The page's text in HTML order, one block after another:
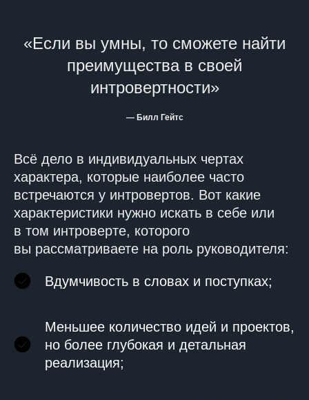
«Если вы умны, то сможете найти
преимущества в своей
интровертности»
— Билл Гейтс
Всё дело в индивидуальных чертах
характера, которые наиболее часто
встречаются у интровертов. Вот какие
характеристики нужно искать в себе или
в том интроверте, которого
вы рассматриваете на роль руководителя:
Вдумчивость в словах и поступках;
Меньшее количество идей и проектов,
но более глубокая и детальная
реализация;